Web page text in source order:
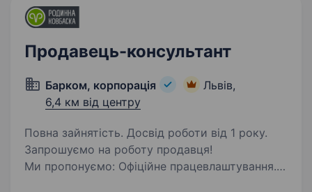
Продавець-консультант
Барком, корпорація
Львів,
6,4 км від центру
Повна зайнятість. Досвід роботи від 1 року.
Запрошуємо на роботу продавця!
Ми пропонуємо: Офіційне працевлаштування.